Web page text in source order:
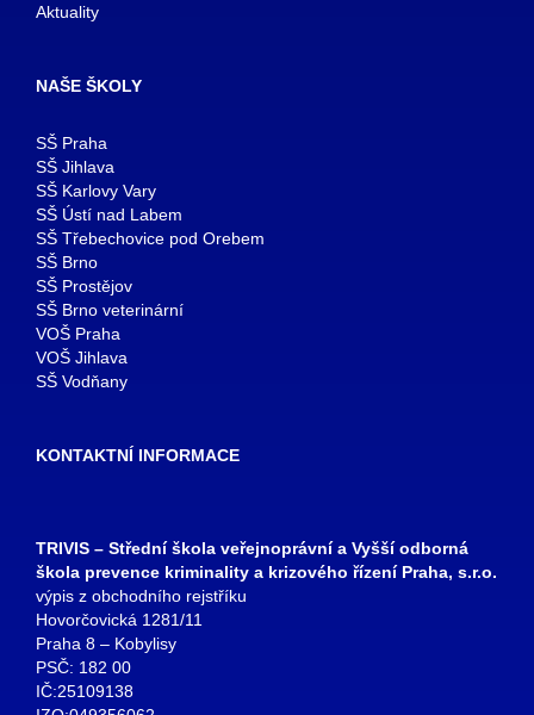
Aktuality
NAŠE ŠKOLY
SŠ Praha
SŠ Jihlava
SŠ Karlovy Vary
SŠ Ústí nad Labem
SŠ Třebechovice pod Orebem
SŠ Brno
SŠ Prostějov
SŠ Brno veterinární
VOŠ Praha
VOŠ Jihlava
SŠ Vodňany
KONTAKTNÍ INFORMACE
TRIVIS – Střední škola veřejnoprávní a Vyšší odborná
škola prevence kriminality a krizového řízení Praha, s.r.o.
výpis z obchodního rejstříku
Hovorčovická 1281/11
Praha 8 – Kobylisy
PSČ: 182 00
IČ:25109138